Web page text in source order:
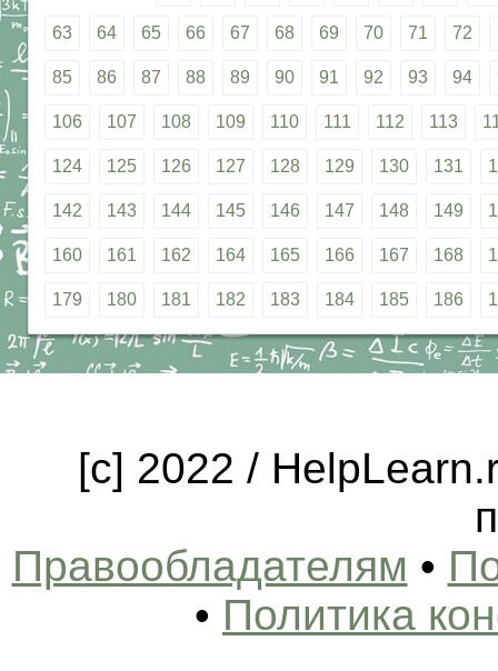
63 64 65 66 67 68 69 70 71 72
85 86 87 88 89 90 91 92 93 94
106 107 108 109 110 111 112 113
124 125 126 127 128 129 130 131
142 143 144 145 146 147 148 149
160 161 162 164 165 166 167 168
179 180 181 182 183 184 185 186
[c] 2022 /
Правообладателям •
• Политика